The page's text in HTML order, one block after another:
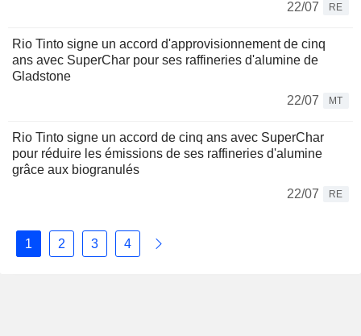
22/07
RE
Rio Tinto signe un accord d'approvisionnement de cinq
ans avec SuperChar pour ses raffineries d'alumine de
Gladstone
22/07
MT
Rio Tinto signe un accord de cinq ans avec SuperChar
pour réduire les émissions de ses raffineries d'alumine
grâce aux biogranulés
22/07
RE
1 2 3 4